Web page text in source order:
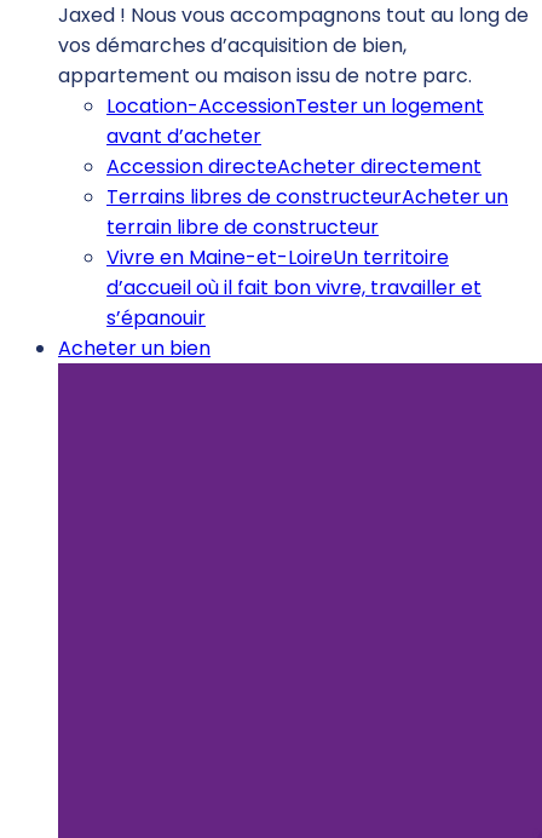
Jaxed ! Nous vous accompagnons tout au long de
vos démarches d’acquisition de bien,
appartement ou maison issu de notre parc.
Location-AccessionTester un logement
avant d’acheter
Accession directeAcheter directement
Terrains libres de constructeurAcheter un
terrain libre de constructeur
Vivre en Maine-et-LoireUn territoire
d’accueil où il fait bon vivre, travailler et
s’épanouir
Acheter un bien